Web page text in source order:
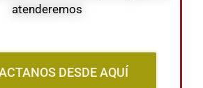
atenderemos
DESDE AQUÍ